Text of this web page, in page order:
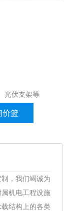
光伏支架等
价篮
，我们竭诚为
机电工程设施
结构上的各类